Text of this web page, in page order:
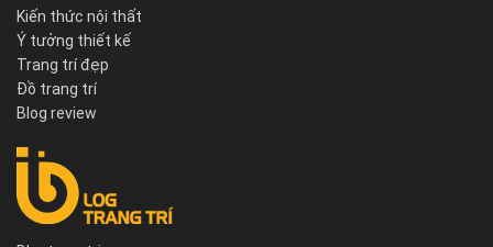
Kiến thức nội thất
Ý tưởng thiết kế
Trang trí đẹp
Đồ trang trí
Blog review